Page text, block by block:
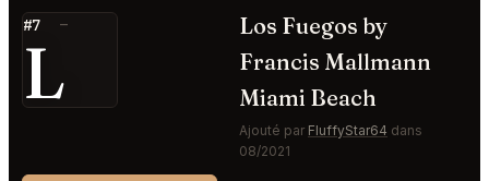
#7 —
L
Los Fuegos by
Francis Mallmann
Miami Beach
Ajouté par FluffyStar64 dans
08/2021